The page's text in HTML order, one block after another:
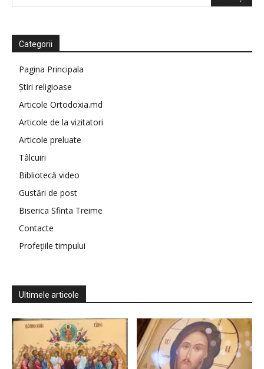
Categorii
Pagina Principala
Știri religioase
Articole Ortodoxia.md
Articole de la vizitatori
Articole preluate
Tâlcuiri
Bibliotecă video
Gustări de post
Biserica Sfinta Treime
Contacte
Profețiile timpului
Ultimele articole